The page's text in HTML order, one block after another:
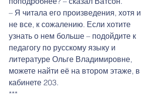
– Я читала его произведения, хотя и
не все, к сожалению. Если хотите
узнать о нем больше – подойдите к
педагогу по русскому языку и
литературе Ольге Владимировне,
можете найти её на втором этаже, в
кабинете 203.
***